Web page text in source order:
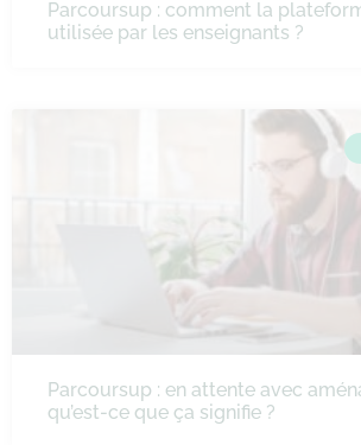
Parcoursup : comment la
utilisée par les enseignants ?
Parcoursup : en attente avec
qu’est-ce que ça signifie ?